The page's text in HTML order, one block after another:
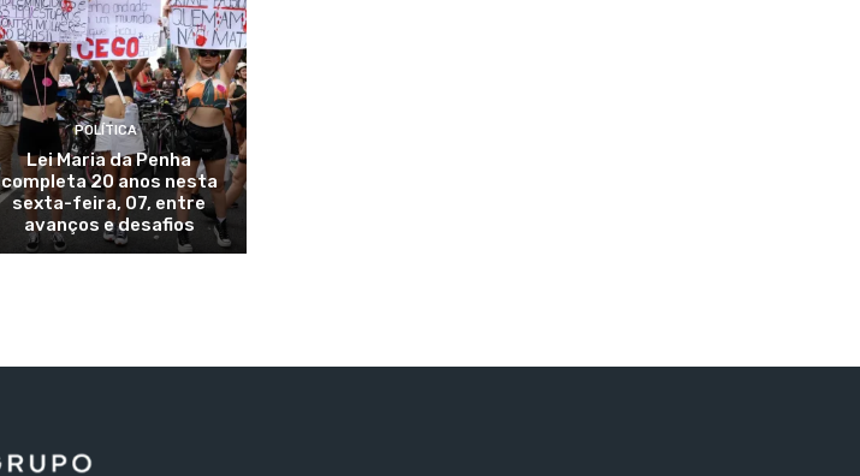
POLÍTICA
Lei Maria da Penha
completa 20 anos nesta
sexta-feira, 07, entre
avanços e desafios